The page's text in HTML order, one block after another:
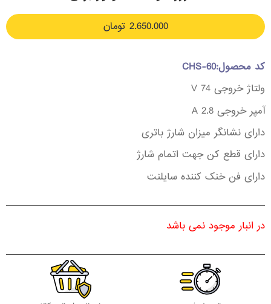
2.650.000 تومان
کد محصول:CHS-60
ولتاژ خروجی 74 V
آمپر خروجی 2.8 A
دارای نشانگر میزان شارژ باتری
دارای قطع کن جهت اتمام شارژ
دارای فن خنک کننده سایلنت
در انبار موجود نمی باشد